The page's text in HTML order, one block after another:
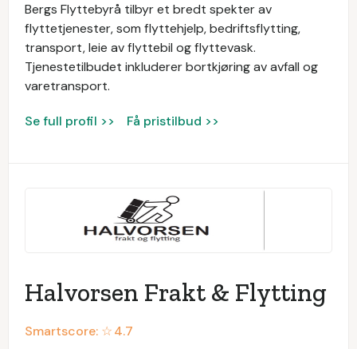
Bergs Flyttebyrå tilbyr et bredt spekter av
flyttetjenester, som flyttehjelp, bedriftsflytting,
transport, leie av flyttebil og flyttevask.
Tjenestetilbudet inkluderer bortkjøring av avfall og
varetransport.
Se full profil >> Få pristilbud >>
Halvorsen Frakt & Flytting
Smartscore: ☆4.7